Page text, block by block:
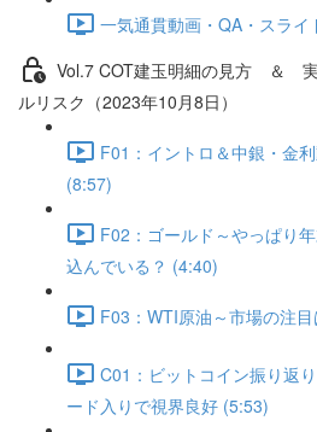
一気通貫動画・QA・スライ
Vol.7 COT建⽟明細の⾒⽅ ＆
ルリスク（2023年10月8日）
F01：イントロ＆中銀・金
(8:57)
F02：ゴールド～やっぱり
込んでいる？ (4:40)
F03：WTI原油～市場の注
C01：ビットコイン振り返
ード入りで視界良好 (5:53)